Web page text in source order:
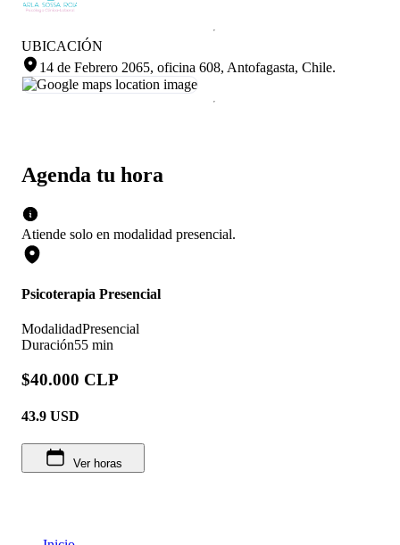
Agenda tu hora
Atiende solo en modalidad presencial.
Psicoterapia Presencial
ModalidadPresencial
Duración55 min
$40.000 CLP
43.9 USD
Ver horas
UBICACIÓN
14 de Febrero 2065, oficina 608, Antofagasta, Chile.